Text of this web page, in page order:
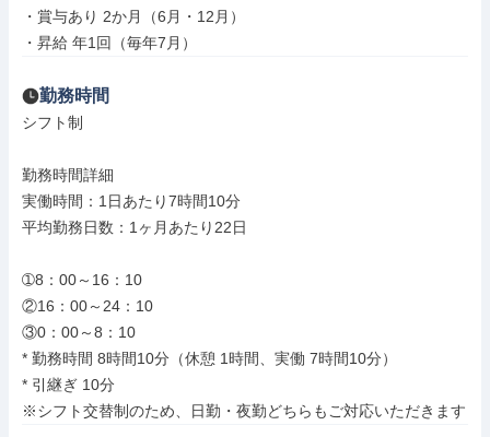
・賞与あり 2か月（6月・12月）
・昇給 年1回（毎年7月）
勤務時間
シフト制
勤務時間詳細
実働時間：1日あたり7時間10分
平均勤務日数：1ヶ月あたり22日
➀8：00～16：10
②16：00～24：10
③0：00～8：10
* 勤務時間 8時間10分（休憩 1時間、実働 7時間10分）
* 引継ぎ 10分
※シフト交替制のため、日勤・夜勤どちらもご対応いただきます